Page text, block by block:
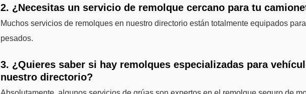
2. ¿Necesitas un servicio de remolque cercano para tu
Muchos servicios de remolques en nuestro directorio están totalmente equipados
pesados.
3. ¿Quieres saber si hay remolques especializadas para
nuestro directorio?